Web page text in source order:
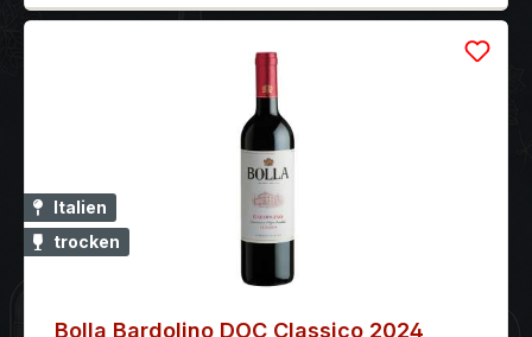
Italien
trocken
Bolla Bardolino DOC Classico 2024